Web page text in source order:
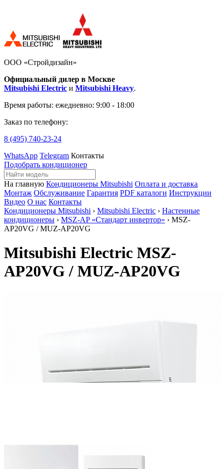
ООО «Стройдизайн»
Официальный дилер в Москве
Mitsubishi Electric и Mitsubishi Heavy.
Время работы: ежедневно: 9:00 - 18:00
Заказ по телефону:
8 (495) 740-23-24
WhatsApp Telegram Контакты
Подобрать кондиционер
На главную Кондиционеры Mitsubishi Оплата и доставка
Монтаж Обслуживание Гарантия PDF каталоги Инструкции
Видео О нас Контакты
Кондиционеры Mitsubishi › Mitsubishi Electric › Настенные
кондиционеры › MSZ-AP «Стандарт инвертор» › MSZ-
AP20VG / MUZ-AP20VG
Mitsubishi Electric MSZ-
AP20VG / MUZ-AP20VG